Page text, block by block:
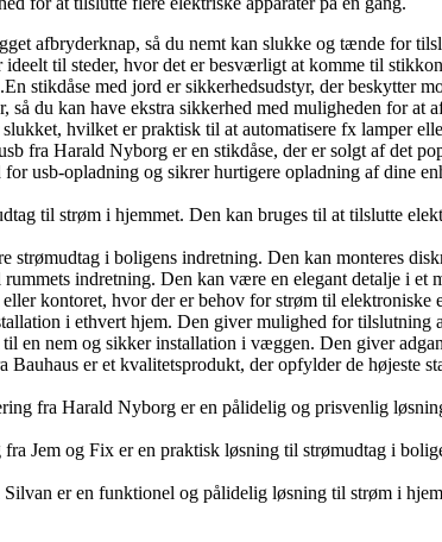
afbryderknap, så du nemt kan slukke og tænde for
til steder, hvor det er besværligt at komme til
stikdåse med jord er sikkerhedsudstyr, der beskytter
du kan have ekstra sikkerhed med muligheden for
hvilket er praktisk til at automatisere fx lamper
fra Harald Nyborg er en stikdåse, der er solgt af det
usb-opladning og sikrer hurtigere opladning af dine
til strøm i hjemmet. Den kan bruges til at tilslutte
i boligens indretning. Den kan monteres
indretning. Den kan være en elegant detalje i
kontoret, hvor der er behov for strøm til elektroniske
i ethvert hjem. Den giver mulighed for tilslutning
nem og sikker installation i væggen. Den giver
er et kvalitetsprodukt, der opfylder de højeste
fra Harald Nyborg er en pålidelig og prisvenlig
og Fix er en praktisk løsning til strømudtag i
er en funktionel og pålidelig løsning til strøm i